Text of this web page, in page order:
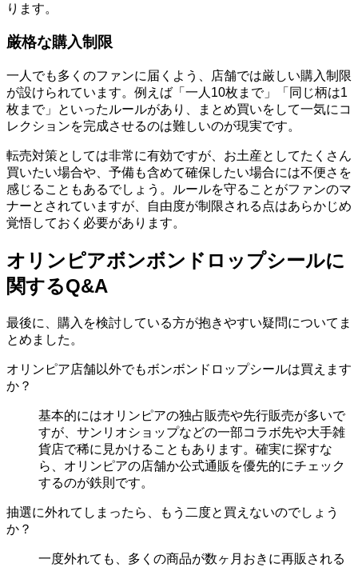
ります。
厳格な購入制限
一人でも多くのファンに届くよう、店舗では厳しい購入制限
が設けられています。例えば「一人10枚まで」「同じ柄は1
枚まで」といったルールがあり、まとめ買いをして一気にコ
レクションを完成させるのは難しいのが現実です。
転売対策としては非常に有効ですが、お土産としてたくさん
買いたい場合や、予備も含めて確保したい場合には不便さを
感じることもあるでしょう。ルールを守ることがファンのマ
ナーとされていますが、自由度が制限される点はあらかじめ
覚悟しておく必要があります。
オリンピアボンボンドロップシールに
関するQ&A
最後に、購入を検討している方が抱きやすい疑問についてま
とめました。
オリンピア店舗以外でもボンボンドロップシールは買えます
か？
基本的にはオリンピアの独占販売や先行販売が多いで
すが、サンリオショップなどの一部コラボ先や大手雑
貨店で稀に見かけることもあります。確実に探すな
ら、オリンピアの店舗か公式通販を優先的にチェック
するのが鉄則です。
抽選に外れてしまったら、もう二度と買えないのでしょう
か？
一度外れても、多くの商品が数ヶ月おきに再販される